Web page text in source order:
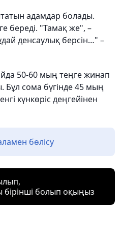
адамдар болады.
береді. "Тамақ же", –
денсаулық берсін…" –
50-60 мың теңге жинап
сома бүгінде 45 мың
күнкөріс деңгейінен
бөлісу
болып оқыңыз